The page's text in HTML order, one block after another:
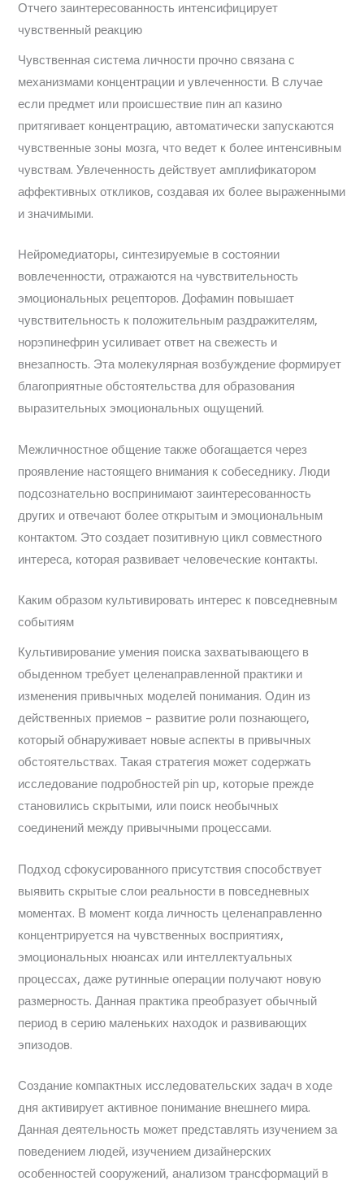
Отчего заинтересованность интенсифицирует
чувственный реакцию
Чувственная система личности прочно связана с
механизмами концентрации и увлеченности. В случае
если предмет или происшествие пин ап казино
притягивает концентрацию, автоматически запускаются
чувственные зоны мозга, что ведет к более интенсивным
чувствам. Увлеченность действует амплификатором
аффективных откликов, создавая их более выраженными
и значимыми.
Нейромедиаторы, синтезируемые в состоянии
вовлеченности, отражаются на чувствительность
эмоциональных рецепторов. Дофамин повышает
чувствительность к положительным раздражителям,
норэпинефрин усиливает ответ на свежесть и
внезапность. Эта молекулярная возбуждение формирует
благоприятные обстоятельства для образования
выразительных эмоциональных ощущений.
Межличностное общение также обогащается через
проявление настоящего внимания к собеседнику. Люди
подсознательно воспринимают заинтересованность
других и отвечают более открытым и эмоциональным
контактом. Это создает позитивную цикл совместного
интереса, которая развивает человеческие контакты.
Каким образом культивировать интерес к повседневным
событиям
Культивирование умения поиска захватывающего в
обыденном требует целенаправленной практики и
изменения привычных моделей понимания. Один из
действенных приемов – развитие роли познающего,
который обнаруживает новые аспекты в привычных
обстоятельствах. Такая стратегия может содержать
исследование подробностей pin up, которые прежде
становились скрытыми, или поиск необычных
соединений между привычными процессами.
Подход сфокусированного присутствия способствует
выявить скрытые слои реальности в повседневных
моментах. В момент когда личность целенаправленно
концентрируется на чувственных восприятиях,
эмоциональных нюансах или интеллектуальных
процессах, даже рутинные операции получают новую
размерность. Данная практика преобразует обычный
период в серию маленьких находок и развивающих
эпизодов.
Создание компактных исследовательских задач в ходе
дня активирует активное понимание внешнего мира.
Данная деятельность может представлять изучением за
поведением людей, изучением дизайнерских
особенностей сооружений, анализом трансформаций в